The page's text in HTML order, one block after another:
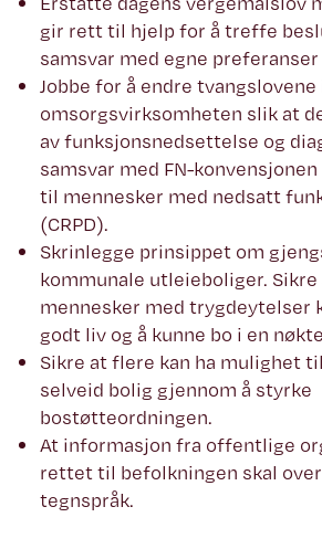
gir rett til hjelp for å treffe
samsvar med egne
Jobbe for å endre tvangslovene
omsorgsvirksomheten slik at
av funksjonsnedsettelse og
samsvar med FN-
til mennesker med nedsatt
(CRPD).
Skrinlegge prinsippet om
kommunale utleieboliger. Sikre
mennesker med trygdeytelser
godt liv og å kunne bo i en
Sikre at flere kan ha mulighet
selveid bolig gjennom å styrke
bostøtteordningen.
At informasjon fra offentlige
rettet til befolkningen skal
tegnspråk.